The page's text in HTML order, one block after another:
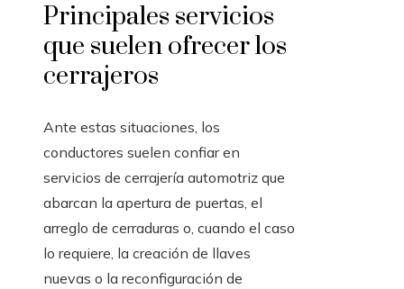
Principales servicios
que suelen ofrecer los
cerrajeros
Ante estas situaciones, los
conductores suelen confiar en
servicios de cerrajería automotriz que
abarcan la apertura de puertas, el
arreglo de cerraduras o, cuando el caso
lo requiere, la creación de llaves
nuevas o la reconfiguración de